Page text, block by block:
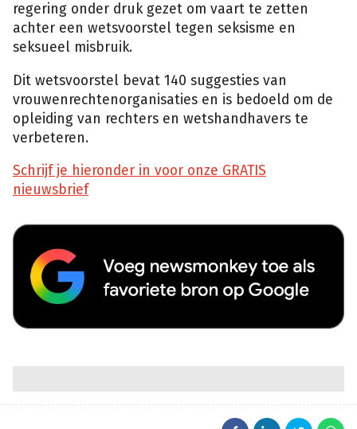
regering onder druk gezet om vaart te zetten
achter een wetsvoorstel tegen seksisme en
seksueel misbruik.
Dit wetsvoorstel bevat 140 suggesties van
vrouwenrechtenorganisaties en is bedoeld om de
opleiding van rechters en wetshandhavers te
verbeteren.
Schrijf je hieronder in voor onze GRATIS
nieuwsbrief